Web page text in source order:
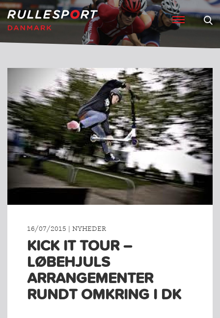
16/07/2015 | NYHEDER
KICK IT TOUR –
LØBEHJULS
ARRANGEMENTER
RUNDT OMKRING I DK